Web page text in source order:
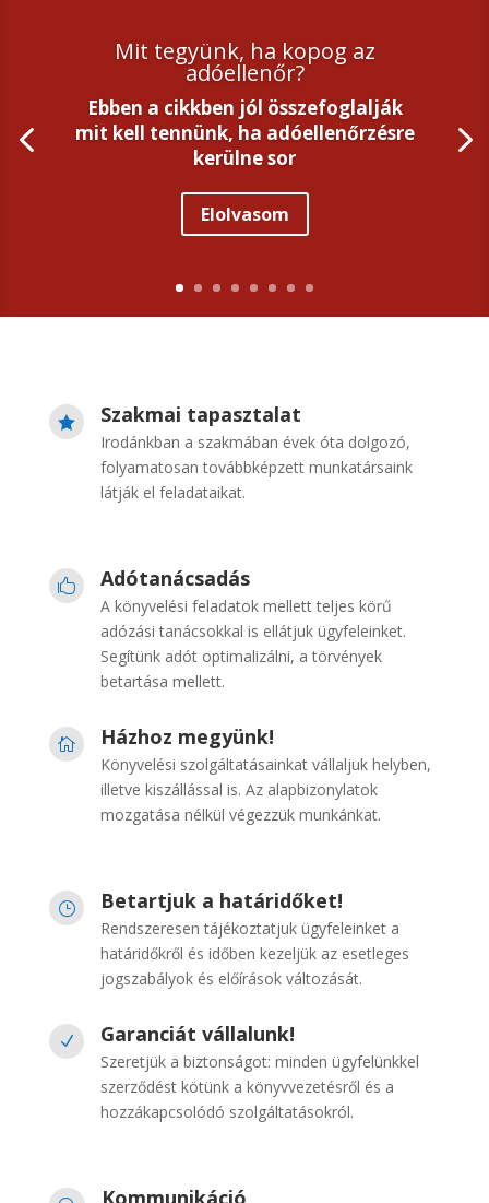
Mit tegyünk, ha kopog az
adóellenőr?
Ebben a cikkben jól összefoglalják
mit kell tennünk, ha adóellenőrzésre
kerülne sor
Elolvasom
 Szakmai tapasztalat
Irodánkban a szakmában évek óta dolgozó,
folyamatosan továbbképzett munkatársaink
látják el feladataikat.
 Adótanácsadás
A könyvelési feladatok mellett teljes körű
adózási tanácsokkal is ellátjuk ügyfeleinket.
Segítünk adót optimalizálni, a törvények
betartása mellett.
 Házhoz megyünk!
Könyvelési szolgáltatásainkat vállaljuk helyben,
illetve kiszállással is. Az alapbizonylatok
mozgatása nélkül végezzük munkánkat.
} Betartjuk a határidőket!
Rendszeresen tájékoztatjuk ügyfeleinket a
határidőkről és időben kezeljük az esetleges
jogszabályok és előírások változását.
N Garanciát vállalunk!
Szeretjük a biztonságot: minden ügyfelünkkel
szerződést kötünk a könyvvezetésről és a
hozzákapcsolódó szolgáltatásokról.
Kommunikáció